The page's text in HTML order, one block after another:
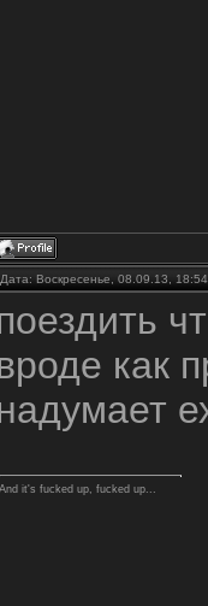
Воскресенье, 08.09.13,
как
And it's fucked up, fucked up...